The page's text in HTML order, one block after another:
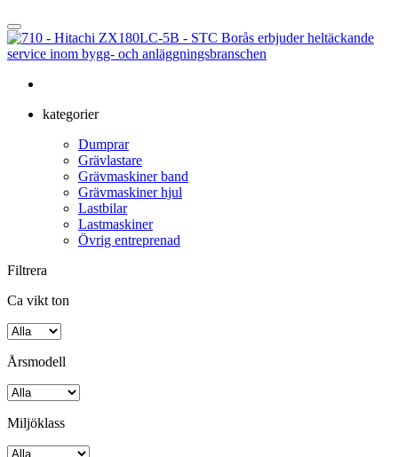
kategorier
Dumprar
Grävlastare
Grävmaskiner band
Grävmaskiner hjul
Lastbilar
Lastmaskiner
Övrig entreprenad
Filtrera
Ca vikt ton
Årsmodell
Miljöklass